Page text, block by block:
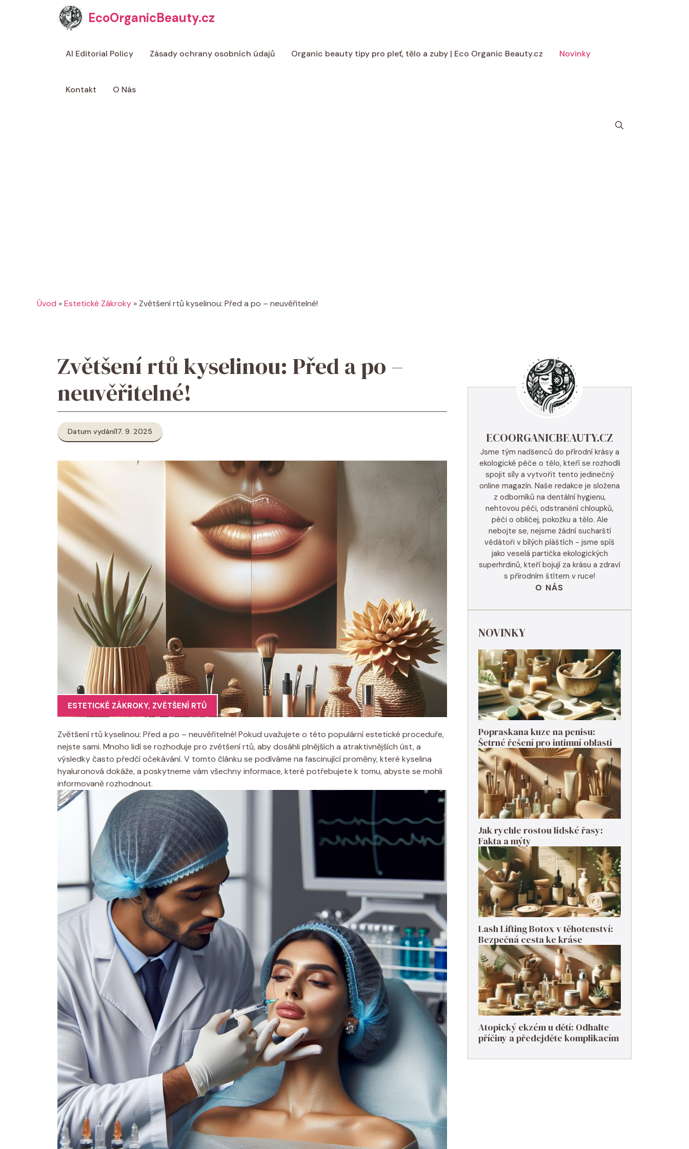
EcoOrganicBeauty.cz
AI Editorial Policy Zásady ochrany osobních údajů Organic beauty tipy pro pleť, tělo a zuby | Eco Organic Beauty.cz Novinky
Kontakt O Nás
Úvod »Estetické Zákroky » Zvětšení rtů kyselinou: Před a po – neuvěřitelné!
Zvětšení rtů kyselinou: Před a po –
neuvěřitelné!
Datum vydání17. 9. 2025
ESTETICKÉ ZÁKROKY, ZVĚTŠENÍ RTŮ
Zvětšení rtů kyselinou: Před a po – neuvěřitelné! Pokud uvažujete o této populární estetické proceduře,
nejste sami. Mnoho lidí se rozhoduje pro zvětšení rtů, aby dosáhli plnějších a atraktivnějších úst, a
výsledky často předčí očekávání. V tomto článku se podíváme na fascinující proměny, které kyselina
hyaluronová dokáže, a poskytneme vám všechny informace, které potřebujete k tomu, abyste se mohli
informovaně rozhodnout.
ECOORGANICBEAUTY.CZ
Jsme tým nadšenců do přírodní krásy a
ekologické péče o tělo, kteří se rozhodli
spojit síly a vytvořit tento jedinečný
online magazín. Naše redakce je složena
z odborníků na dentální hygienu,
nehtovou péči, odstranění chloupků,
péči o obličej, pokožku a tělo. Ale
nebojte se, nejsme žádní sucharští
vědátoři v bílých pláštích - jsme spíš
jako veselá partička ekologických
superhrdinů, kteří bojují za krásu a zdraví
s přírodním štítem v ruce!
O NÁS
NOVINKY
Popraskana kuze na penisu:
Šetrné řešení pro intimní oblasti
Jak rychle rostou lidské řasy:
Fakta a mýty
Lash Lifting Botox v těhotenství:
Bezpečná cesta ke kráse
Atopický ekzém u dětí: Odhalte
příčiny a předejděte komplikacím